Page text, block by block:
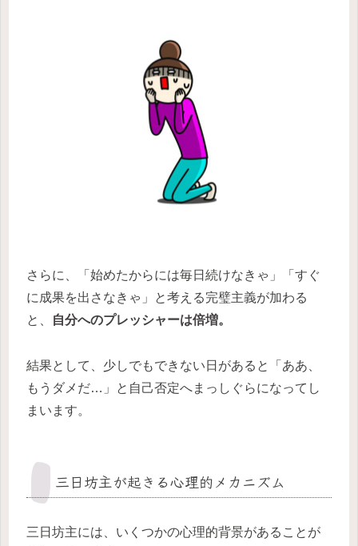
さらに、「始めたからには毎日続けなきゃ」「すぐ
に成果を出さなきゃ」と考える完璧主義が加わる
と、
自分へのプレッシャーは倍増。
結果として、少しでもできない日があると「ああ、
もうダメだ…」と自己否定へまっしぐらになってし
まいます。
三日坊主が起きる心理的メカニズム
三日坊主には、いくつかの心理的背景があることが